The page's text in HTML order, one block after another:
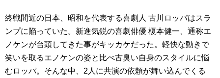
終戦間近の日本、昭和を代表する喜劇人 古川ロッパはスラ
ンプに陥っていた。新進気鋭の喜劇俳優 榎本健一、通称エ
ノケンが台頭してきた事がキッカケだった。軽快な動きで
笑いを取るエノケンの姿と比べ古臭い自身のスタイルに悩
むロッパ。そんな中、2人に共演の依頼が舞い込んでくる